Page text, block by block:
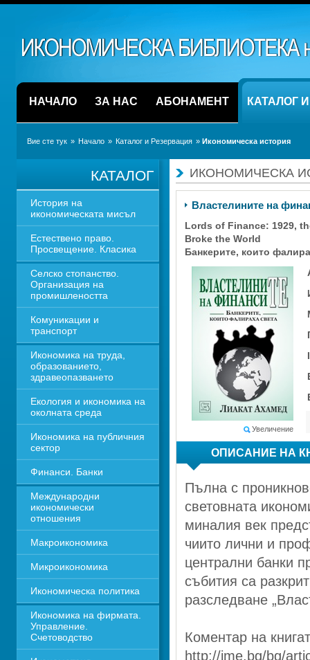
НАЧАЛО ЗА НАС АБОНАМЕНТ КАТАЛОГ
Вие сте тук » Начало » Каталог и Резервация » Икономическа история
КАТАЛОГ
История на
икономическата мисъл
Естествено право.
Просвещение. Класика
Селско стопанство.
Организация на
промишлеността
Комуникации и
транспорт
Икономика на труда,
образованието,
здравеопазването
Екология и икономика на
околната среда
Икономика на публичния
сектор
Финанси. Банки
Международни
икономически
отношения
Макроикономика
Микроикономика
Икономическа политика
Икономика на фирмата.
Управление.
Счетоводство
ИКОНОМИЧЕСКА
Властелините на
Lords of Finance: 1929,
Broke the World
Банкерите, които
Увеличение
ОПИСАНИЕ НА
Пълна с
световната
миналия век
чиито лични и
централни банки
събития са
разследване
Коментар на
http://ime.bg/bg/